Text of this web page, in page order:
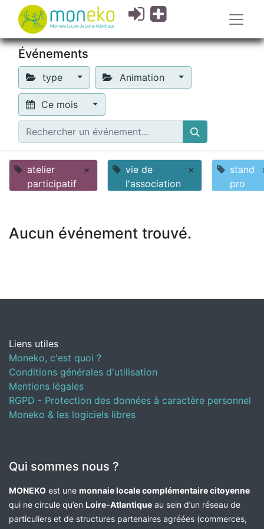
Événements
type Animation
Ce mois
atelier
participatif
×
vie de
l'association
×
stand
pro
Aucun événement trouvé.
Liens utiles
Moneko, c'est quoi ?
Conditions générales d'utilisation
Mentions légales
RGPD - Protection des données à caractère personnel
Moneko & les logiciels libres
Qui sommes nous ?
MONEKO est une monnaie locale complémentaire citoyenne
qui ne circule qu’en Loire-Atlantique au sein d’un réseau de
particuliers et de structures partenaires agréées (commerces,